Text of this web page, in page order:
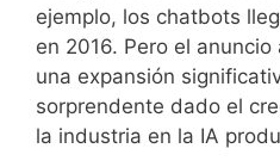
ejemplo, los chatbots
en 2016. Pero el
una expansión
sorprendente dado el
la industria en la IA